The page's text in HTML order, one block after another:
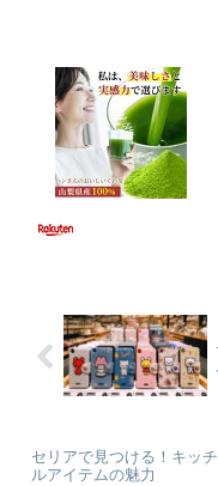
セリアで見つける！キッ
ルアイテムの魅力